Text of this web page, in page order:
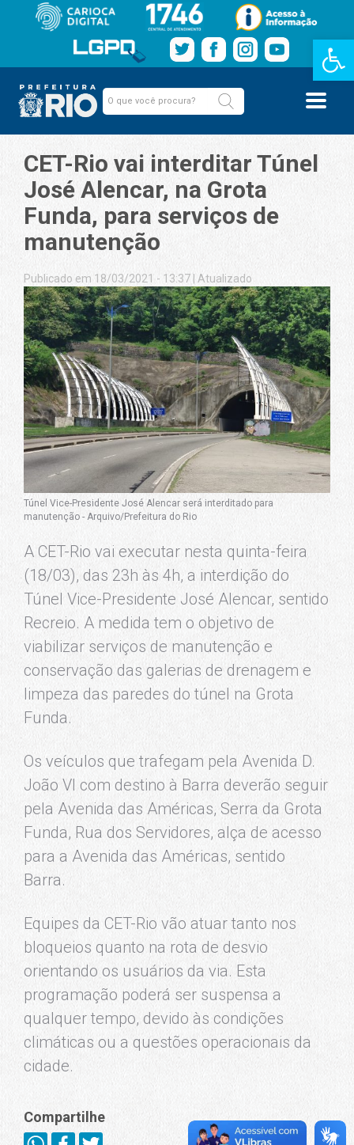
Barra de
CET-Rio vai interditar Túnel
José Alencar, na Grota
Funda, para serviços de
manutenção
Publicado em 18/03/2021 - 13:37 Atualizado
Túnel Vice-Presidente José Alencar será interditado para
manutenção - Arquivo/Prefeitura do Rio
A CET-Rio vai executar nesta quinta-feira
(18/03), das 23h às 4h, a interdição do
Túnel Vice-Presidente José Alencar, sentido
Recreio. A medida tem o objetivo de
viabilizar serviços de manutenção e
conservação das galerias de drenagem e
limpeza das paredes do túnel na Grota
Funda.
Os veículos que trafegam pela Avenida D.
João VI com destino à Barra deverão seguir
pela Avenida das Américas, Serra da Grota
Funda, Rua dos Servidores, alça de acesso
para a Avenida das Américas, sentido
Barra.
Equipes da CET-Rio vão atuar tanto nos
bloqueios quanto na rota de desvio
orientando os usuários da via. Esta
programação poderá ser suspensa a
qualquer tempo, devido às condições
climáticas ou a questões operacionais da
cidade.
Compartilhe